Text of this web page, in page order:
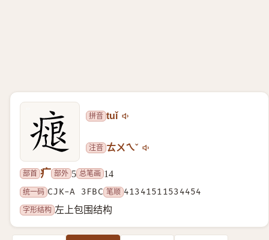
拼音 tuǐ
注音 ㄊㄨㄟˇ
部首 疒 部外 5 总笔画 14
统一码 CJK-A 3FBC 笔顺 41341511534454
字形结构 左上包围结构